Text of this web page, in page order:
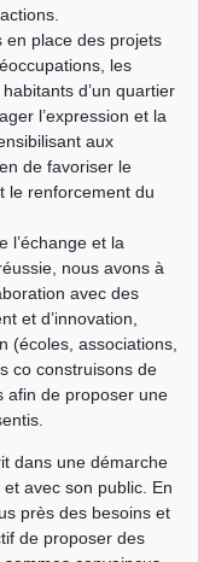
en place des projets
les
d’un quartier
l’expression et la
aux
de favoriser le
le renforcement du
l’échange et la
nous avons à
avec des
et d’innovation,
(écoles, associations,
co construisons de
afin de proposer une
dans une démarche
avec son public. En
près des besoins et
de proposer des